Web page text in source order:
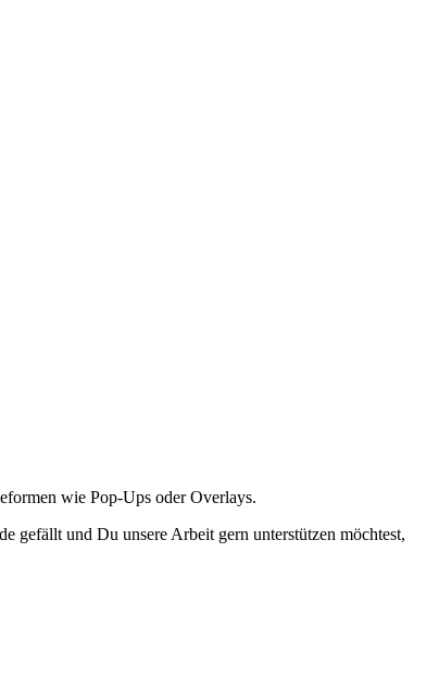
wie Pop-Ups oder Overlays.
gefällt und Du unsere Arbeit gern unterstützen möchtest,